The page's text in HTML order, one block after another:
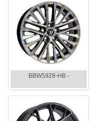
BBW5928-HB -